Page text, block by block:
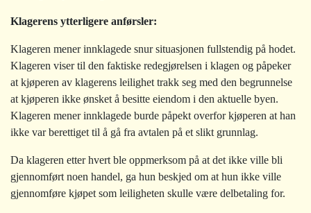
Klagerens ytterligere anførsler:
Klageren mener innklagede snur situasjonen fullstendig på hodet.
Klageren viser til den faktiske redegjørelsen i klagen og påpeker
at kjøperen av klagerens leilighet trakk seg med den begrunnelse
at kjøperen ikke ønsket å besitte eiendom i den aktuelle byen.
Klageren mener innklagede burde påpekt overfor kjøperen at han
ikke var berettiget til å gå fra avtalen på et slikt grunnlag.
Da klageren etter hvert ble oppmerksom på at det ikke ville bli
gjennomført noen handel, ga hun beskjed om at hun ikke ville
gjennomføre kjøpet som leiligheten skulle være delbetaling for.